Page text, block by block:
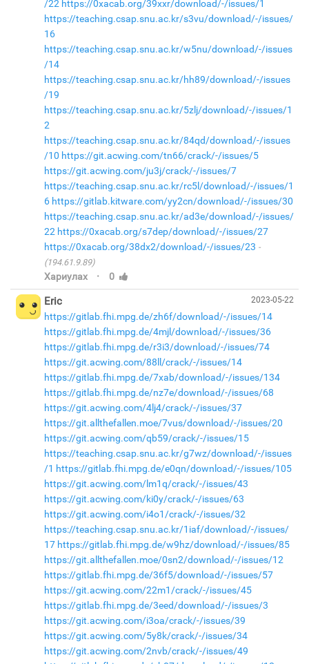
/22 https://0xacab.org/39xxr/download/-/issues/1
https://teaching.csap.snu.ac.kr/s3vu/download/-/issues/
16
https://teaching.csap.snu.ac.kr/w5nu/download/-/issues
/14
https://teaching.csap.snu.ac.kr/hh89/download/-/issues
/19
https://teaching.csap.snu.ac.kr/5zlj/download/-/issues/1
2
https://teaching.csap.snu.ac.kr/84qd/download/-/issues
/10 https://git.acwing.com/tn66/crack/-/issues/5
https://git.acwing.com/ju3j/crack/-/issues/7
https://teaching.csap.snu.ac.kr/rc5l/download/-/issues/1
6 https://gitlab.kitware.com/yy2cn/download/-/issues/30
https://teaching.csap.snu.ac.kr/ad3e/download/-/issues/
22 https://0xacab.org/s7dep/download/-/issues/27
https://0xacab.org/38dx2/download/-/issues/23
(194.61.9.89)
Хариулах · 0
2023-05-22
Eric
https://gitlab.fhi.mpg.de/zh6f/download/-/issues/14
https://gitlab.fhi.mpg.de/4mjl/download/-/issues/36
https://gitlab.fhi.mpg.de/r3i3/download/-/issues/74
https://git.acwing.com/88ll/crack/-/issues/14
https://gitlab.fhi.mpg.de/7xab/download/-/issues/134
https://gitlab.fhi.mpg.de/nz7e/download/-/issues/68
https://git.acwing.com/4lj4/crack/-/issues/37
https://git.allthefallen.moe/7vus/download/-/issues/20
https://git.acwing.com/qb59/crack/-/issues/15
https://teaching.csap.snu.ac.kr/g7wz/download/-/issues
/1 https://gitlab.fhi.mpg.de/e0qn/download/-/issues/105
https://git.acwing.com/lm1q/crack/-/issues/43
https://git.acwing.com/ki0y/crack/-/issues/63
https://git.acwing.com/i4o1/crack/-/issues/32
https://teaching.csap.snu.ac.kr/1iaf/download/-/issues/
17 https://gitlab.fhi.mpg.de/w9hz/download/-/issues/85
https://git.allthefallen.moe/0sn2/download/-/issues/12
https://gitlab.fhi.mpg.de/36f5/download/-/issues/57
https://git.acwing.com/22m1/crack/-/issues/45
https://gitlab.fhi.mpg.de/3eed/download/-/issues/3
https://git.acwing.com/i3oa/crack/-/issues/39
https://git.acwing.com/5y8k/crack/-/issues/34
https://git.acwing.com/2nvb/crack/-/issues/49